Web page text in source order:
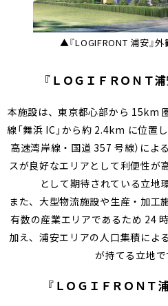
▲『LOGIFRONT 浦安』外
『ＬＯＧＩＦＲＯＮＴ
本施設は、東京都心部から 15km
線「舞浜 IC」から約 2.4km に位置
高速湾岸線・国道 357 号線）によ
スが良好なエリアとして利便性が
として期待されている立地
また、大型物流施設や生産・加工
有数の産業エリアであるため 24
加え、浦安エリアの人口集積によ
が持てる立地で
『ＬＯＧＩＦＲＯＮＴ